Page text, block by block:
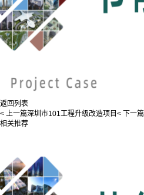
返回列表
< 上一篇深圳市101工程升级改造项目 < 下一篇
相关推荐